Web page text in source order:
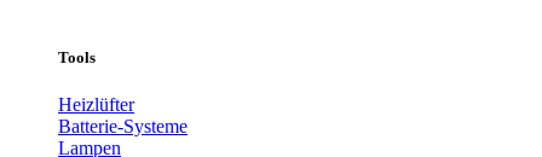
Tools
Heizlüfter
Batterie-Systeme
Lampen